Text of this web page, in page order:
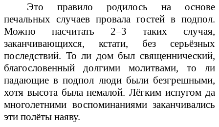
Это правило родилось на основе
печальных случаев провала гостей в подпол.
Можно насчитать 2–3 таких случая,
заканчивающихся, кстати, без серьёзных
последствий. То ли дом был священнический,
благословенный долгими молитвами, то ли
падающие в подпол люди были безгрешными,
хотя высота была немалой. Лёгким испугом да
многолетними воспоминаниями заканчивались
эти полёты наяву.